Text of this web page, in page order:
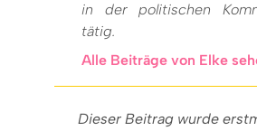
in der politischen
tätig.
Alle Beiträge von Elke
Dieser Beitrag wurde